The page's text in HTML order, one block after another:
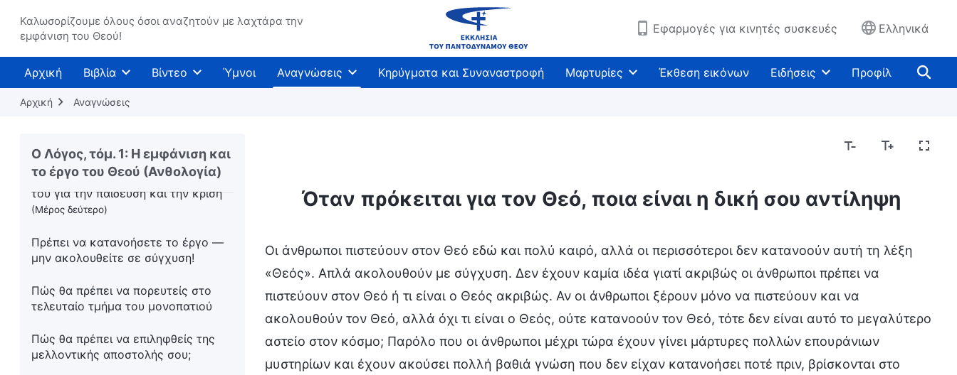
Καλωσορίζουμε όλους όσοι αναζητούν με λαχτάρα την
εμφάνιση του Θεού!
Εφαρμογές για κινητές συσκευές Ελληνικά
Αρχική Βιβλία Βίντεο Ύμνοι Αναγνώσεις Κηρύγματα και Συναναστροφή Μαρτυρίες Έκθεση εικόνων Ειδήσεις Προφίλ
Αρχική Αναγνώσεις
Ο Λόγος, τόμ. 1: Η εμφάνιση και
το έργο του Θεού (Ανθολογία)
της κατάκτησης (4)
Υπηρετείστε όπως οι Ισραηλίτες
Οι εμπειρίες του Πέτρου: η γνώση
του για την παίδευση και την κρίση
(Μέρος δεύτερο)
Πρέπει να κατανοήσετε το έργο —
μην ακολουθείτε σε σύγχυση!
Πώς θα πρέπει να πορευτείς στο
τελευταίο τμήμα του μονοπατιού
Πώς θα πρέπει να επιληφθείς της
μελλοντικής αποστολής σου;
Όταν πρόκειται για τον Θεό, ποια είναι η δική σου αντίληψη
Οι άνθρωποι πιστεύουν στον Θεό εδώ και πολύ καιρό, αλλά οι περισσότεροι δεν κατανοούν αυτή τη λέξη
«Θεός». Απλά ακολουθούν με σύγχυση. Δεν έχουν καμία ιδέα γιατί ακριβώς οι άνθρωποι πρέπει να
πιστεύουν στον Θεό ή τι είναι ο Θεός ακριβώς. Αν οι άνθρωποι ξέρουν μόνο να πιστεύουν και να
ακολουθούν τον Θεό, αλλά όχι τι είναι ο Θεός, ούτε κατανοούν τον Θεό, τότε δεν είναι αυτό το μεγαλύτερο
αστείο στον κόσμο; Παρόλο που οι άνθρωποι μέχρι τώρα έχουν γίνει μάρτυρες πολλών επουράνιων
μυστηρίων και έχουν ακούσει πολλή βαθιά γνώση που δεν είχαν κατανοήσει ποτέ πριν, βρίσκονται στο